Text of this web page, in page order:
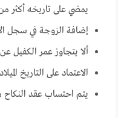
يمضي على تاريخه أكثر
إضافة الزوجة في سجل
ألا يتجاوز عمر الكفيل عن 55
الاعتماد على التاريخ
يتم احتساب عقد